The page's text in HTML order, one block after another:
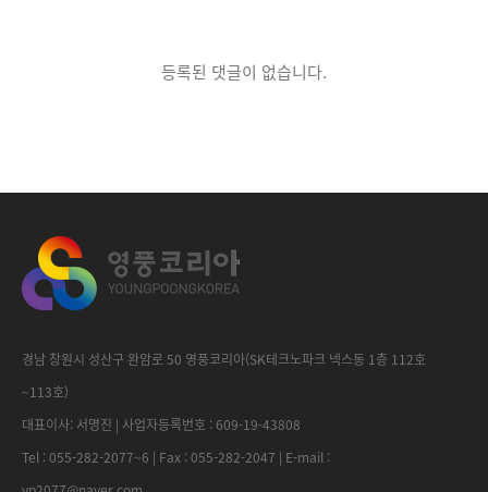
등록된 댓글이 없습니다.
경남 창원시 성산구 완암로 50 영풍코리아(SK테크노파크 넥스동 1층 112호
~113호)
대표이사: 서명진 | 사업자등록번호 : 609-19-43808
Tel : 055-282-2077~6 | Fax : 055-282-2047 | E-mail :